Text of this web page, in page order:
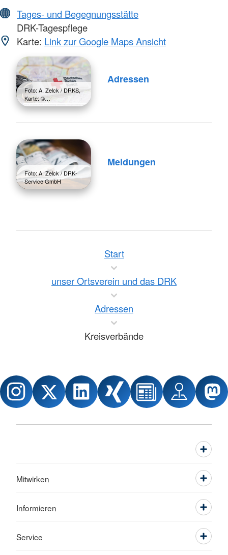
Tages- und Begegnungsstätte
DRK-Tagespflege
Karte: Link zur Google Maps Ansicht
Foto: A. Zelck / DRKS,
Karte: ©…
Adressen
Foto: A. Zelck / DRK-
Service GmbH
Meldungen
Start
unser Ortsverein und das DRK
Adressen
Kreisverbände
Mitwirken
Informieren
Service